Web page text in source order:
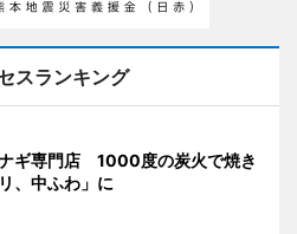
スランキング
ギ専門店 1000度の炭火で焼き
、中ふわ」に